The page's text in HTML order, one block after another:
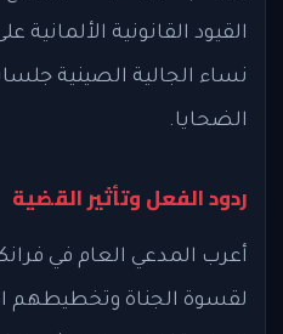
القيود القانونية
نساء الجالية الصينية
الضحايا.
ردود الفعل وتأثير القضية
أعرب المدعي العام في
لقسوة الجناة وتخطيطهم